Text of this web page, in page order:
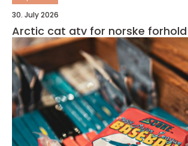
30. July 2026
Arctic cat atv for norske forhold